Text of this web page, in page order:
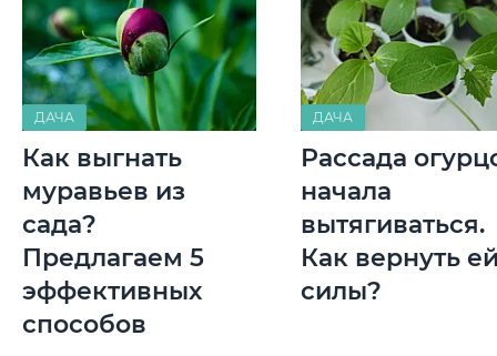
ДАЧА
Как выгнать
муравьев из
сада?
Предлагаем 5
эффективных
способов
ДАЧА
Рассада
начала
вытягиваться.
Как вернуть
силы?